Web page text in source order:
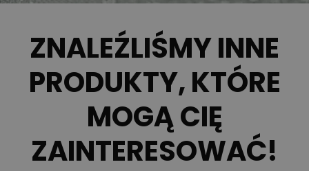
ZNALEŹLIŚMY INNE
PRODUKTY, KTÓRE
MOGĄ CIĘ
ZAINTERESOWAĆ!